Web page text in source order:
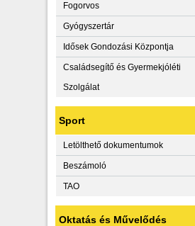
Fogorvos
Gyógyszertár
Idősek Gondozási Központja
Családsegítő és Gyermekjóléti
Szolgálat
Sport
Letölthető dokumentumok
Beszámoló
TAO
Oktatás és Művelődés